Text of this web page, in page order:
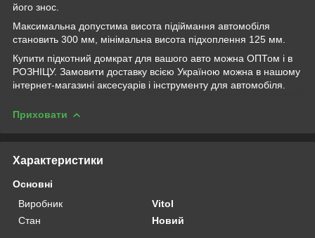
його знос.
Максимальна допустима висота підіймання автомобіля
становить 300 мм, мінімальна висота підхоплення 125 мм.
Купити підкотний домкрат для вашого авто можна ОПТом і в
РОЗНІЦУ. Замовити доставку всією Україною можна в нашому
інтернет-магазині аксесуарів і інструменту для автомобіля.
Приховати
Характеристики
Основні
Виробник
Vitol
Стан
Новий